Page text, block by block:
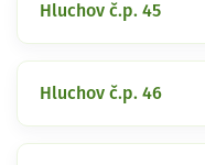
Hluchov č.p. 45
Hluchov č.p. 46